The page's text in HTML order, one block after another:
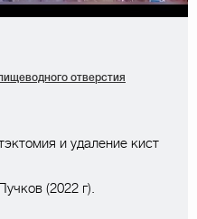
отверстия
и удаление кист
(2022 г).